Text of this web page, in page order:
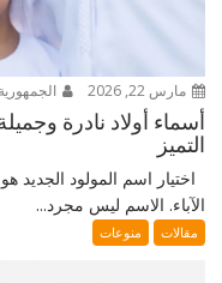
مارس 22, 2026 الجمهورية
أسماء أولاد نادرة
التميز
اختيار اسم المولود
الآباء. الاسم ليس مجرد...
مقالات منوعات